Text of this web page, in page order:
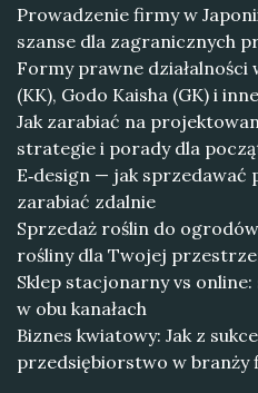
Prowadzenie firmy w
szanse dla zagranicznych
Formy prawne działalności
(KK), Godo Kaisha (GK) i inne
Jak zarabiać na
strategie i porady dla
E‑design — jak
zarabiać zdalnie
Sprzedaż roślin do
rośliny dla Twojej
Sklep stacjonarny vs
w obu kanałach
Biznes kwiatowy: Jak z
przedsiębiorstwo w branży